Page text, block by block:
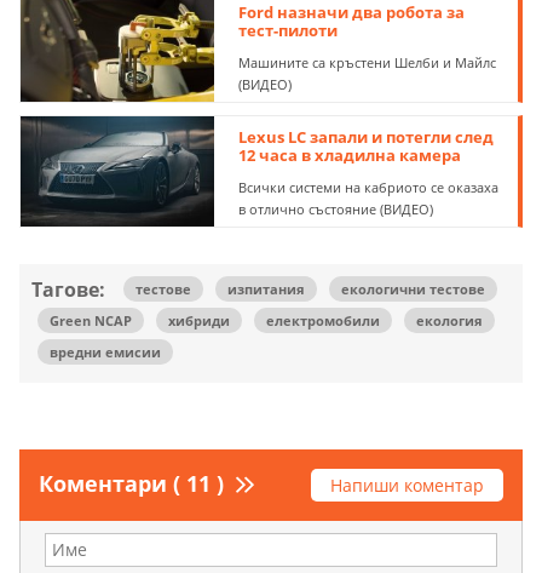
Ford назначи два робота за
тест-пилоти
Машините са кръстени Шелби и Майлс
(ВИДЕО)
Lexus LC запали и потегли след
12 часа в хладилна камера
Всички системи на кабриото се оказаха
в отлично състояние (ВИДЕО)
Тагове: тестове изпитания
екологични тестове
Green NCAP
хибриди електромобили
екология
вредни емисии
Коментари ( 11 ) Напиши коментар